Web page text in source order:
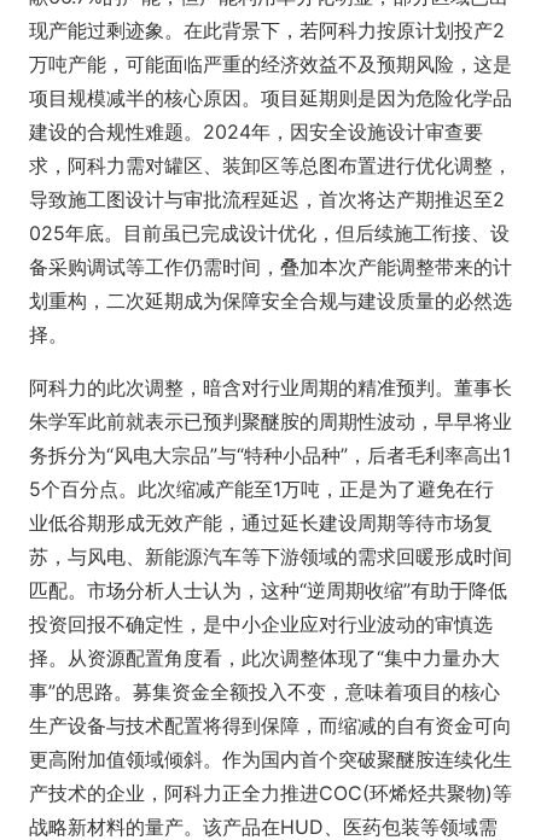
现产能过剩迹象。在此背景下，若阿科力按原计划投产2
万吨产能，可能面临严重的经济效益不及预期风险，这是
项目规模减半的核心原因。项目延期则是因为危险化学品
建设的合规性难题。2024年，因安全设施设计审查要
求，阿科力需对罐区、装卸区等总图布置进行优化调整，
导致施工图设计与审批流程延迟，首次将达产期推迟至2
025年底。目前虽已完成设计优化，但后续施工衔接、设
备采购调试等工作仍需时间，叠加本次产能调整带来的计
划重构，二次延期成为保障安全合规与建设质量的必然选
择。
阿科力的此次调整，暗含对行业周期的精准预判。董事长
朱学军此前就表示已预判聚醚胺的周期性波动，早早将业
务拆分为“风电大宗品”与“特种小品种”，后者毛利率高出1
5个百分点。此次缩减产能至1万吨，正是为了避免在行
业低谷期形成无效产能，通过延长建设周期等待市场复
苏，与风电、新能源汽车等下游领域的需求回暖形成时间
匹配。市场分析人士认为，这种“逆周期收缩”有助于降低
投资回报不确定性，是中小企业应对行业波动的审慎选
择。从资源配置角度看，此次调整体现了“集中力量办大
事”的思路。募集资金全额投入不变，意味着项目的核心
生产设备与技术配置将得到保障，而缩减的自有资金可向
更高附加值领域倾斜。作为国内首个突破聚醚胺连续化生
产技术的企业，阿科力正全力推进COC(环烯烃共聚物)等
战略新材料的量产。该产品在HUD、医药包装等领域需